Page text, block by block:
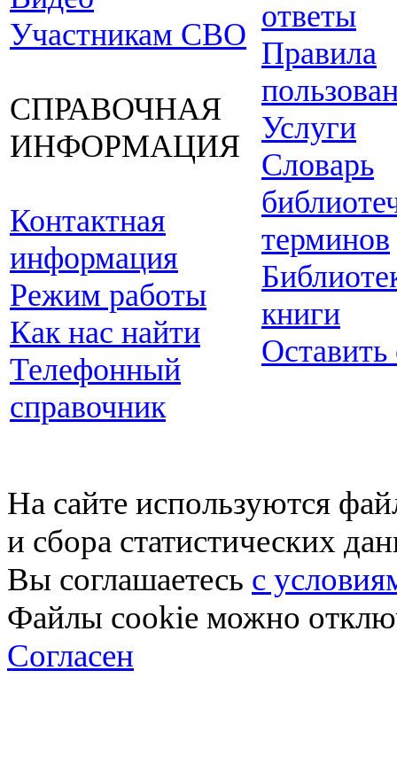
Участникам СВО
СПРАВОЧНАЯ
ИНФОРМАЦИЯ
Контактная
информация
Режим работы
Как нас найти
Телефонный
справочник
ответы
Правила
Услуги
Словарь
терминов
книги
Оставить
На сайте используются
и сбора статистических
Вы соглашаетесь с
Файлы cookie можно
Согласен